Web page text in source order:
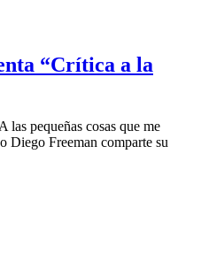
“Crítica a la
las pequeñas cosas que me
Diego Freeman comparte su